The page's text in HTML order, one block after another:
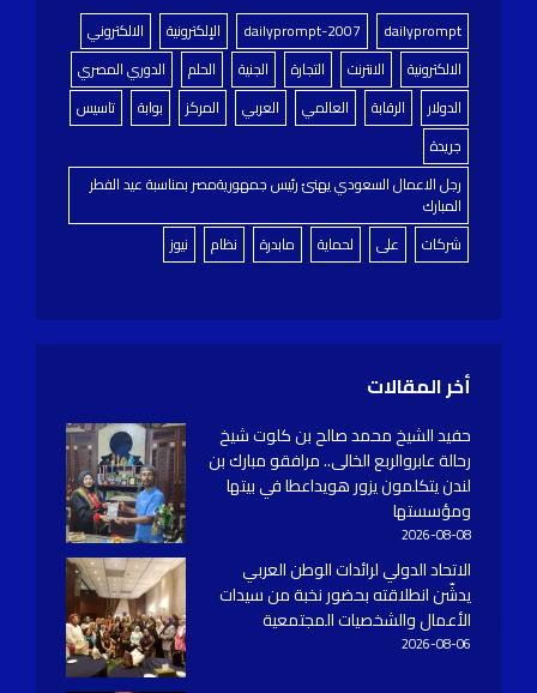
dailyprompt
dailyprompt-2007 الإلكترونية
الالكتروني
الالكترونية
الانترنت التجارة الجنية الحلم
الدوري المصري
الدولار
الرقابة العالمي العربي المركز بوابة
تاسيس
جريدة
رجل الاعمال السعودي يهنئ رئيس جمهوريةمصر بمناسبة عيد الفطر
المبارك
شركات
على لحماية مابدرة نظام نيوز
أخر المقالات
حفيد الشيخ محمد صالح بن كلوت شيخ
رحالة عابروالربع الخالى.. مرافقو مبارك بن
لندن يتكلمون يزور هويداعطا في بيتها
ومؤسستها
2026-08-08
الاتحاد الدولي لرائدات الوطن العربي
يدشّن انطلاقته بحضور نخبة من سيدات
الأعمال والشخصيات المجتمعية
2026-08-06